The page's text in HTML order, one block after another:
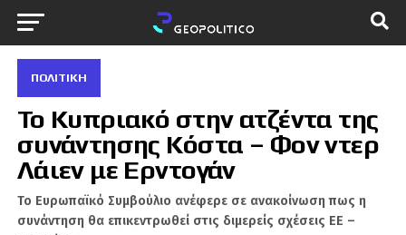
ΠΟΛΙΤΙΚΉ
Το Κυπριακό στην ατζέντα της
συνάντησης Κόστα – Φον ντερ
Λάιεν με Ερντογάν
Το Ευρωπαϊκό Συμβούλιο ανέφερε σε ανακοίνωση πως η
συνάντηση θα επικεντρωθεί στις διμερείς σχέσεις ΕΕ –